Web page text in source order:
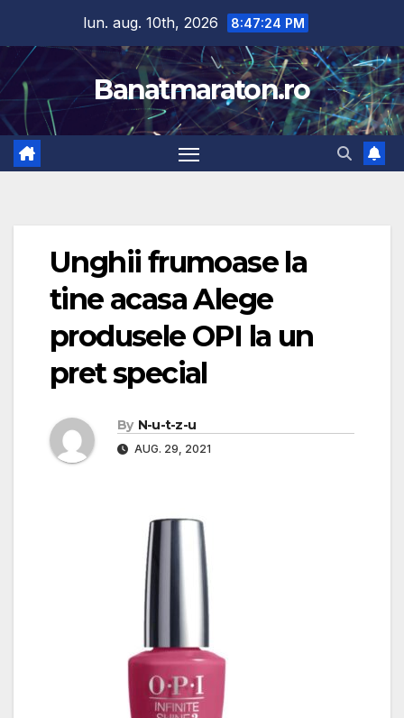
content
lun. aug. 10th, 2026 8:47:25 PM
Banatmaraton.ro
Unghii frumoase la
tine acasa Alege
produsele OPI la un
pret special
By N-u-t-z-u
AUG. 29, 2021